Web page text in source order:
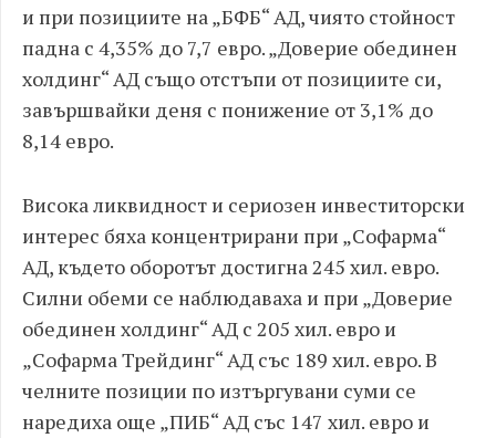
и при позициите на „БФБ“ АД, чиято стойност
падна с 4,35% до 7,7 евро. „Доверие обединен
холдинг“ АД също отстъпи от позициите си,
завършвайки деня с понижение от 3,1% до
8,14 евро.
Висока ликвидност и сериозен инвеститорски
интерес бяха концентрирани при „Софарма“
АД, където оборотът достигна 245 хил. евро.
Силни обеми се наблюдаваха и при „Доверие
обединен холдинг“ АД с 205 хил. евро и
„Софарма Трейдинг“ АД със 189 хил. евро. В
челните позиции по изтъргувани суми се
наредиха още „ПИБ“ АД със 147 хил. евро и